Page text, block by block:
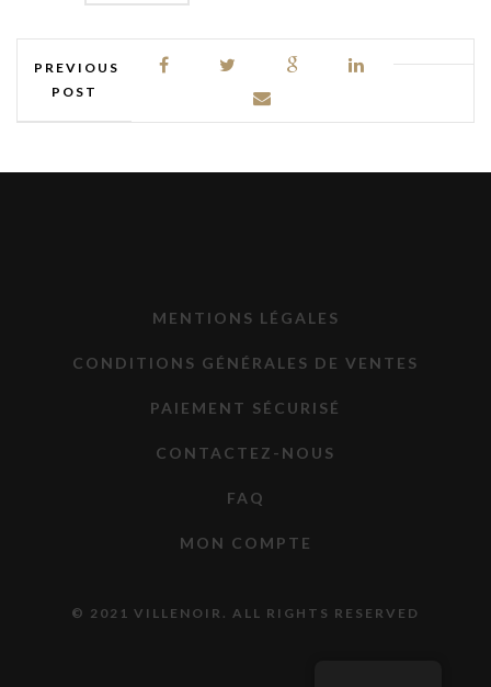
PREVIOUS
POST
MENTIONS LÉGALES
CONDITIONS GÉNÉRALES DE VENTES
PAIEMENT SÉCURISÉ
CONTACTEZ-NOUS
FAQ
MON COMPTE
© 2021 VILLENOIR. ALL RIGHTS RESERVED